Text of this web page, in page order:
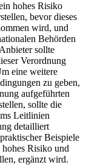
hohes Risiko
bevor dieses
wird, und
Behörden
sollte
Verordnung
eine weitere
zu geben,
aufgeführten
sollte die
Leitlinien
detailliert
Beispiele
Risiko und
ergänzt wird.